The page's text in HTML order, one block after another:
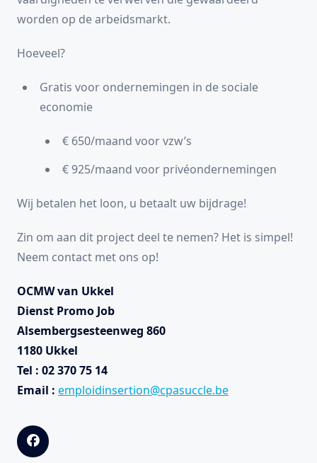
worden op de arbeidsmarkt.
Hoeveel?
Gratis voor ondernemingen in de sociale
economie
€ 650/maand voor vzw’s
€ 925/maand voor privéondernemingen
Wij betalen het loon, u betaalt uw bijdrage!
Zin om aan dit project deel te nemen? Het is simpel!
Neem contact met ons op!
OCMW van Ukkel
Dienst Promo Job
Alsembergsesteenweg 860
1180 Ukkel
Tel : 02 370 75 14
Email : emploidinsertion@cpasuccle.be